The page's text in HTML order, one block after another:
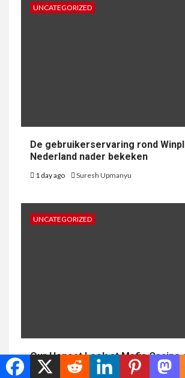
UNCATEGORIZED
De gebruikerservaring rond
Nederland nader bekeken
1 day ago Suresh Upmanyu
UNCATEGORIZED
Our Honest Look at Mafia Casino
Asks of Us